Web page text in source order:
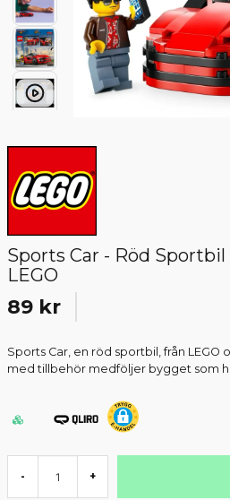
Sports Car - Röd
LEGO
89 kr
Sports Car, en röd sportbil, från LEGO
med tillbehör medföljer bygget som
- +